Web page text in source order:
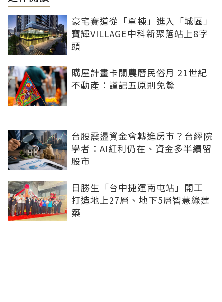
豪宅賽道從「單棟」進入「城區」
寶輝VILLAGE中科新聚落站上8字
頭
購屋計畫卡關農曆民俗月 21世紀
不動產：謹記五原則免驚
台股震盪資金會轉進房市？台經院
學者：AI紅利仍在、資金多半續留
股市
日勝生「台中捷運南屯站」開工
打造地上27層、地下5層智慧綠建
築